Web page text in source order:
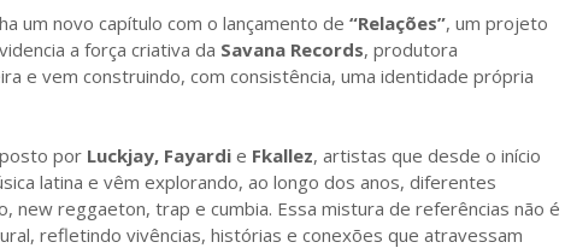
um novo capítulo com o lançamento de “Relações”, um projeto
a força criativa da Savana Records, produtora
e vem construindo, com consistência, uma identidade própria
por Luckjay, Fayardi e Fkallez, artistas que desde o início
latina e vêm explorando, ao longo dos anos, diferentes
reggaeton, trap e cumbia. Essa mistura de referências não é
refletindo vivências, histórias e conexões que atravessam